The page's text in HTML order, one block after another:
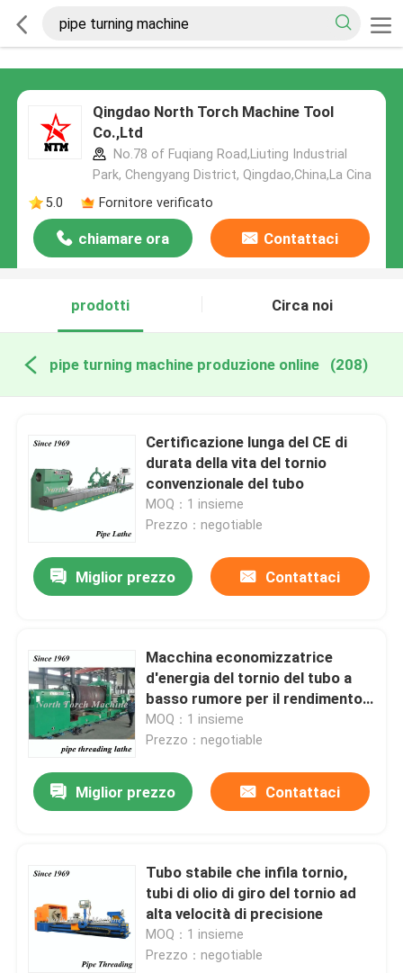
Qingdao North Torch Machine Tool
Co.,Ltd
No.78 of Fuqiang Road,Liuting Industrial
Park, Chengyang District, Qingdao,China,La Cina
5.0
Fornitore verificato
chiamare ora Contattaci
prodotti Circa noi
pipe turning machine produzione online (208)
Certificazione lunga del CE di
durata della vita del tornio
convenzionale del tubo
MOQ：1 insieme
Prezzo：negotiable
Miglior prezzo Contattaci
Macchina economizzatrice
d'energia del tornio del tubo a
basso rumore per il rendimento
elevato estraente del tubo
MOQ：1 insieme
Prezzo：negotiable
Miglior prezzo Contattaci
Tubo stabile che infila tornio,
tubi di olio di giro del tornio ad
alta velocità di precisione
MOQ：1 insieme
Prezzo：negotiable